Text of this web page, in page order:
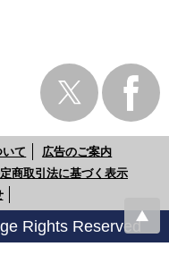
て
広告のご案内
商取引法に基づく表示
Rights Reserved